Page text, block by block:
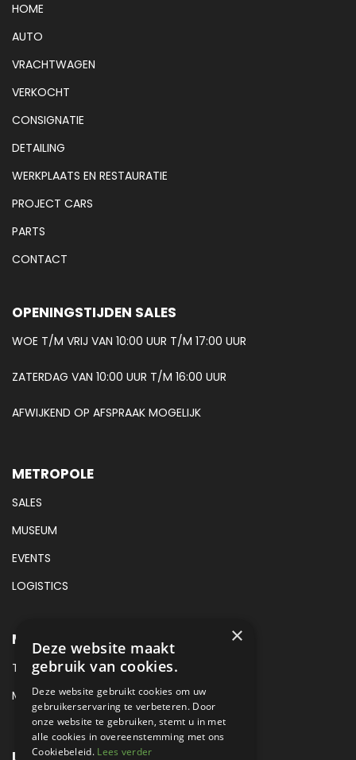
HOME
AUTO
VRACHTWAGEN
VERKOCHT
CONSIGNATIE
DETAILING
WERKPLAATS EN RESTAURATIE
PROJECT CARS
PARTS
CONTACT
OPENINGSTIJDEN SALES
WOE T/M VRIJ VAN 10:00 UUR T/M 17:00 UUR
ZATERDAG VAN 10:00 UUR T/M 16:00 UUR
AFWIJKEND OP AFSPRAAK MOGELIJK
METROPOLE
SALES
MUSEUM
EVENTS
LOGISTICS
METROPOLE SALES CONTACT
TEL:+31 (0) 88 425 94 00
MAIL:SALES@METROPOLE.NL
×
Deze website maakt
gebruik van cookies.
Deze website gebruikt cookies om uw
gebruikerservaring te verbeteren. Door
onze website te gebruiken, stemt u in met
alle cookies in overeenstemming met ons
Cookiebeleid. Lees verder